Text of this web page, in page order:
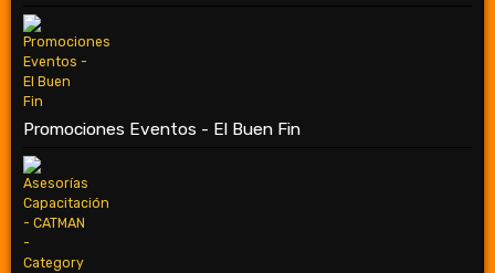
Promociones Eventos - El Buen Fin